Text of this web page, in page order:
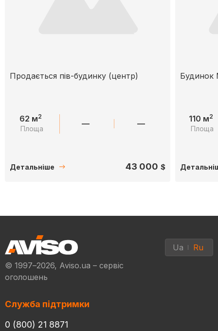
Продається пів-будинку (центр)
62 м2
Площа — —
Детальніше 43 000 $
Будинок
110 м2
Площа
© 1997–2026, Aviso.ua – сервіс
оголошень
Ua Ru
Служба підтримки
0 (800) 21 8871